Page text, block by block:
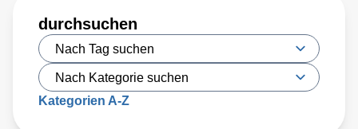
durchsuchen
Kategorien A-Z